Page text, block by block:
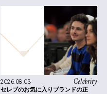
Celebrity
2026.08.03
セレブのお気に入りブランドの正